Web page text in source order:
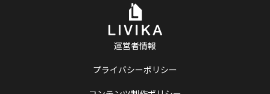
運営者情報
プライバシーポリシー